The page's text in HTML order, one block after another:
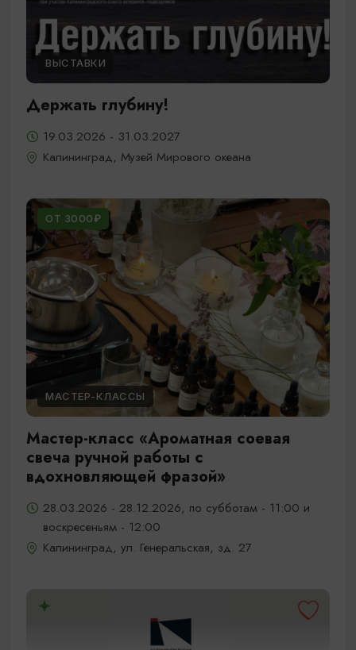
ВЫСТАВКИ
Держать глубину!
19.03.2026 - 31.03.2027
Калининград, Музей Мирового океана
ОТ 3000₽
МАСТЕР-КЛАССЫ
Мастер-класс «Ароматная соевая
свеча ручной работы с
вдохновляющей фразой»
28.03.2026 - 28.12.2026, по субботам - 11:00 и
воскресеньям - 12:00
Калининград, ул. Генеральская, зд. 27